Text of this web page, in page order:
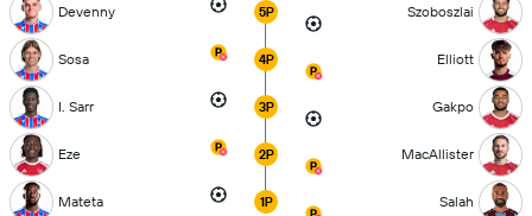
Devenny 5P Szoboszlai
Sosa 4P Elliott
I. Sarr 3P Gakpo
Eze 2P MacAllister
Mateta 1P Salah